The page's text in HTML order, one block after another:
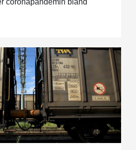
coronapandemin bland